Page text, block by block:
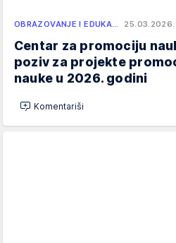
OBRAZOVANJE I EDUKA… 25.03.2026.
Centar za promociju
poziv za projekte
nauke u 2026. godini
Komentariši